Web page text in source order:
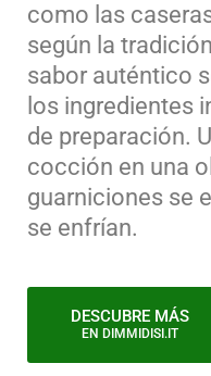
como las
según la
sabor auténtico
los ingredientes
de preparación.
cocción en una
guarniciones se
se enfrían.
DESCUBRE MÁS
EN DIMMIDISI.IT